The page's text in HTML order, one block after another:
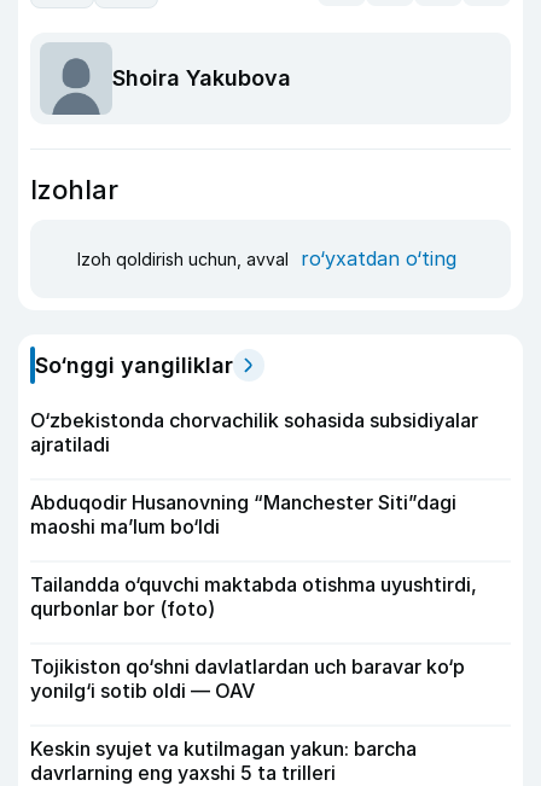
Shoira Yakubova
Izohlar
Izoh qoldirish uchun, avval ro‘yxatdan o‘ting
So‘nggi yangiliklar
O‘zbekistonda chorvachilik sohasida subsidiyalar
ajratiladi
Abduqodir Husanovning “Manchester Siti”dagi
maoshi ma’lum bo‘ldi
Tailandda o‘quvchi maktabda otishma uyushtirdi,
qurbonlar bor (foto)
Tojikiston qo‘shni davlatlardan uch baravar ko‘p
yonilg‘i sotib oldi — OAV
Keskin syujet va kutilmagan yakun: barcha
davrlarning eng yaxshi 5 ta trilleri